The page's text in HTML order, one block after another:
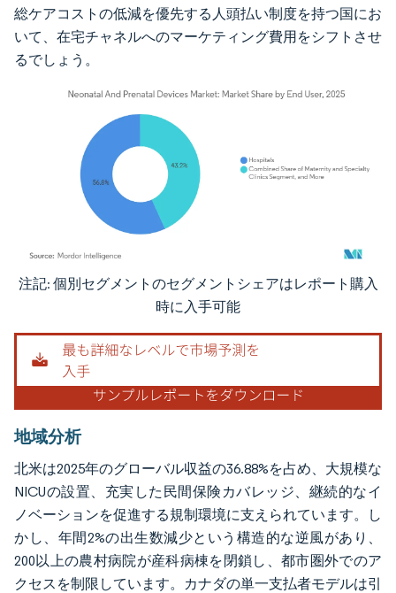
総ケアコストの低減を優先する人頭払い制度を持つ国にお
いて、在宅チャネルへのマーケティング費用をシフトさせ
るでしょう。
画像 © Mordor Intelligence。再利用にはCC BY 4.0の表示が必要です。
注記: 個別セグメントのセグメントシェアはレポート購入
時に入手可能
地域分析
北米は2025年のグローバル収益の36.88%を占め、大規模な
NICUの設置、充実した民間保険カバレッジ、継続的なイ
ノベーションを促進する規制環境に支えられています。し
かし、年間2%の出生数減少という構造的な逆風があり、
200以上の農村病院が産科病棟を閉鎖し、都市圏外でのア
クセスを制限しています。カナダの単一支払者モデルは引